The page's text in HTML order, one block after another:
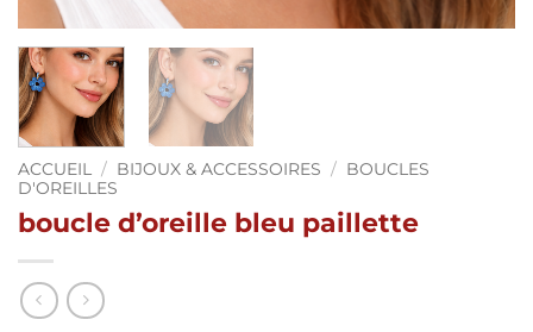
ACCUEIL / BIJOUX & ACCESSOIRES / BOUCLES
D'OREILLES
boucle d’oreille bleu paillette